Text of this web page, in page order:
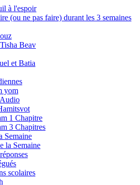
à l'espoir
(ou ne pas faire) durant les 3 semaines
Beav
et Batia
yom
1 Chapitre
3 Chapitres
Semaine
la Semaine
scolaires